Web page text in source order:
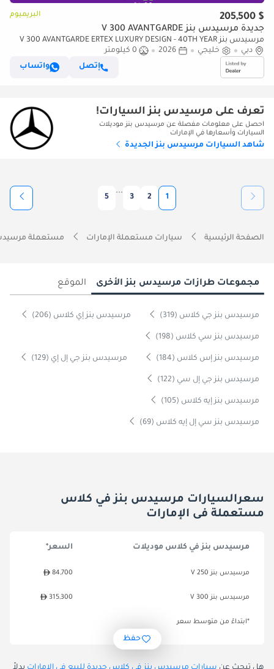
$ 205,500 البريميوم
جديدة مرسيدس بنز V 300 AVANTGARDE
مرسيدس بنز V 300 AVANTGARDE ERTEX LUXURY DESIGN - 40TH YEAR
DESIGN
دبي خليجي 2026
0 كيلومتر
إتصل
واتساب
تعرف على مرسيدس بنز السيارات!
احصل على معلومات مفصلة عن مرسيدس بنز موديلات
السيارات وأسعارها في الإمارات
شاهد السيارات مرسيدس بنز الجديدة
1
2
3
...
5
الصفحة الرئيسية سيارات مستعملة الإمارات مستعملة مرسيدس
مجموعات طرازات مرسيدس بنز الأخرى الموقع
مرسيدس بنز جي كلاس (319) مرسيدس بنز إي كلاس (206)
مرسيدس بنز سي كلاس (198)
مرسيدس بنز إس كلاس (184) مرسيدس بنز جي إل إي (129)
مرسيدس بنز جي إل سي (122)
مرسيدس بنز إيه كلاس (105)
مرسيدس بنز سي إل إيه كلاس (69)
سعرالسيارات مرسيدس بنز في كلاس
مستعملة فى الإمارات
مرسيدس بنز في كلاس موديلات السعر*
مرسيدس بنز V 250 84,700
مرسيدس بنز V 300 315,300
*ابتداءً من متوسط سعر
حفظ